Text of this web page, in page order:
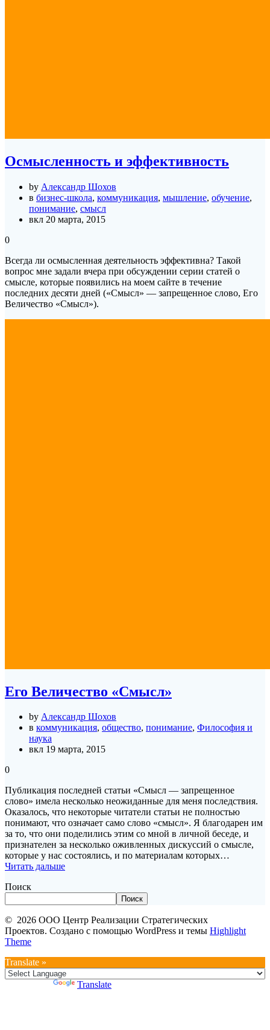
Осмысленность и эффективность
by Александр Шохов
в бизнес-школа, коммуникация, мышление, обучение,
понимание, смысл
вкл 20 марта, 2015
0
Всегда ли осмысленная деятельность эффективна? Такой
вопрос мне задали вчера при обсуждении серии статей о
смысле, которые появились на моем сайте в течение
последних десяти дней («Смысл» — запрещенное слово, Его
Величество «Смысл»).
Его Величество «Смысл»
by Александр Шохов
в коммуникация, общество, понимание, Философия и
наука
вкл 19 марта, 2015
0
Публикация последней статьи «Смысл — запрещенное
слово» имела несколько неожиданные для меня последствия.
Оказалось, что некоторые читатели статьи не полностью
понимают, что означает само слово «смысл». Я благодарен им
за то, что они поделились этим со мной в личной беседе, и
признателен за несколько оживленных дискуссий о смысле,
которые у нас состоялись, и по материалам которых…
Читать дальше
Поиск
Поиск
© 2026 ООО Центр Реализации Стратегических
Проектов. Создано с помощью WordPress и темы Highlight
Theme
Translate »
Translate